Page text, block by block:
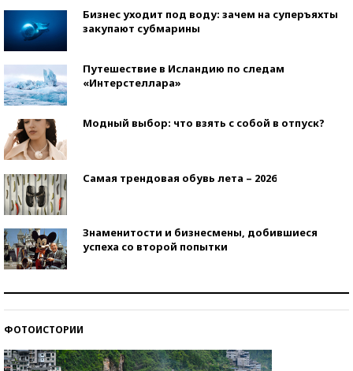
Бизнес уходит под воду: зачем на суперъяхты
закупают субмарины
Путешествие в Исландию по следам
«Интерстеллара»
Модный выбор: что взять с собой в отпуск?
Самая трендовая обувь лета – 2026
Знаменитости и бизнесмены, добившиеся
успеха со второй попытки
ФОТОИСТОРИИ